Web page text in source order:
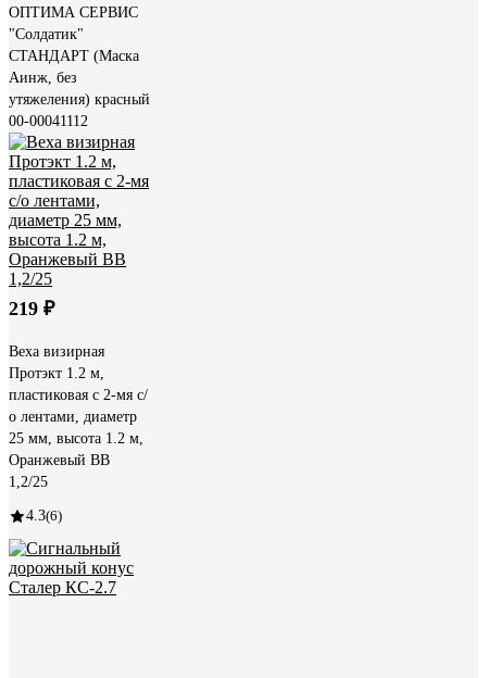
ОПТИМА СЕРВИС
"Солдатик"
СТАНДАРТ (Маска
Аинж, без
утяжеления) красный
00-00041112
219 ₽
Веха визирная
Протэкт 1.2 м,
пластиковая с 2-мя с/
о лентами, диаметр
25 мм, высота 1.2 м,
Оранжевый ВВ
1,2/25
4.3(6)